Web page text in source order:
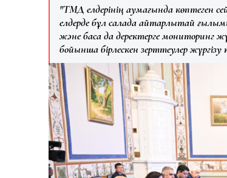
"ТМД елдерінің аумағында көптеген
елдерде бұл салада айтарлықтай
және басқа да деректерге мониторинг
бойынша бірлескен зерттеулер